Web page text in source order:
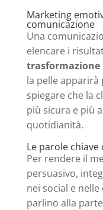
Marketing
comunicazione
Una
elencare i
trasformazione
la pelle apparirà
spiegare che la
più sicura e più
quotidianità.
Le parole
Per rendere il
persuasivo,
nei social e
parlino alla